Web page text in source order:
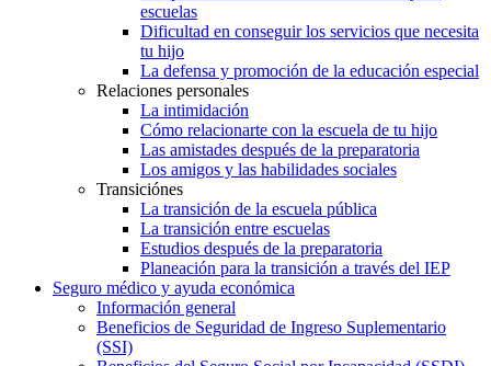
escuelas
Dificultad en conseguir los servicios que necesita
tu hijo
La defensa y promoción de la educación especial
Relaciones personales
La intimidación
Cómo relacionarte con la escuela de tu hijo
Las amistades después de la preparatoria
Los amigos y las habilidades sociales
Transiciónes
La transición de la escuela pública
La transición entre escuelas
Estudios después de la preparatoria
Planeación para la transición a través del IEP
Seguro médico y ayuda económica
Información general
Beneficios de Seguridad de Ingreso Suplementario
(SSI)